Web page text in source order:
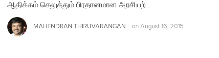
ஆதிக்கம் செலுத்தும் பிரதானமான அரசியற்…
MAHENDRAN THIRUVARANGAN on August 16, 2015